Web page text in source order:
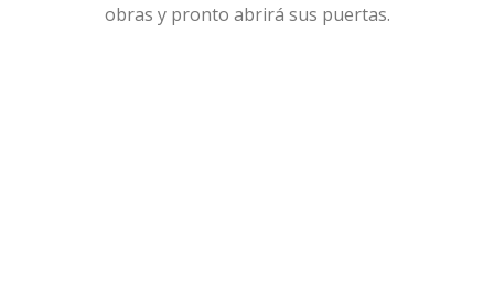
obras y pronto abrirá sus puertas.